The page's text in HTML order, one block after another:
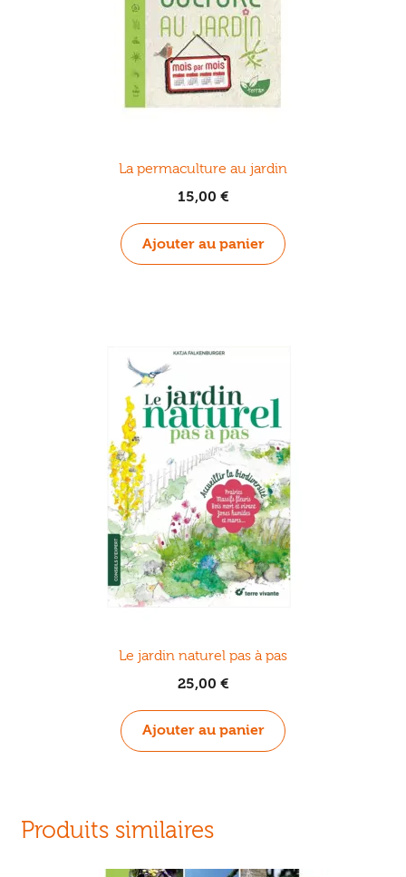
La permaculture au jardin
15,00 €
Ajouter au panier
Le jardin naturel pas à pas
25,00 €
Ajouter au panier
Produits similaires